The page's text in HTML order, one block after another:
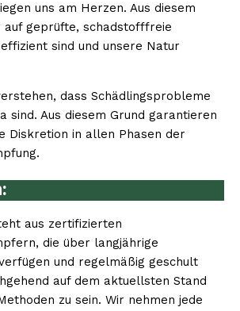
uns am Herzen. Aus diesem
auf geprüfte, schadstofffreie
sind und unsere Natur
dass Schädlingsprobleme
sind. Aus diesem Grund garantieren
Diskretion in allen Phasen der
aus zertifizierten
die über langjährige
und regelmäßig geschult
auf dem aktuellsten Stand
zu sein. Wir nehmen jede